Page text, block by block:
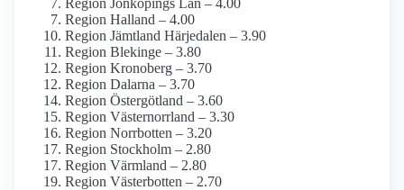
Region Jönköpings Län – 4.00
Region Halland – 4.00
Region Jämtland Härjedalen – 3.90
Region Blekinge – 3.80
Region Kronoberg – 3.70
Region Dalarna – 3.70
Region Östergötland – 3.60
Region Västernorrland – 3.30
Region Norrbotten – 3.20
Region Stockholm – 2.80
Region Värmland – 2.80
Region Västerbotten – 2.70